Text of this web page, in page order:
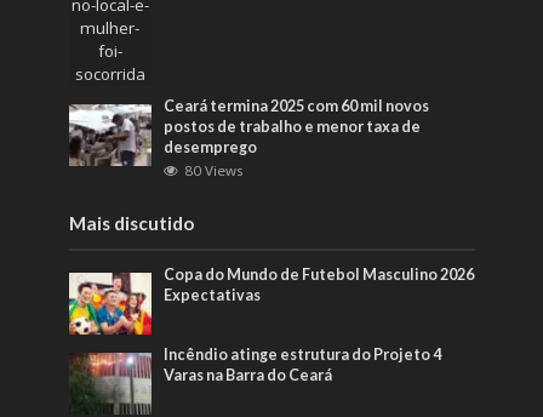
Ceará termina 2025 com 60 mil novos
postos de trabalho e menor taxa de
desemprego
80 Views
Mais discutido
Copa do Mundo de Futebol Masculino 2026
Expectativas
Incêndio atinge estrutura do Projeto 4
Varas na Barra do Ceará